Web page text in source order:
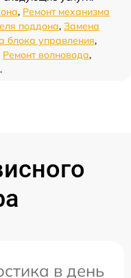
, Ремонт механизма
поддона, Замена
блока управления,
Ремонт волновода,
.
в день